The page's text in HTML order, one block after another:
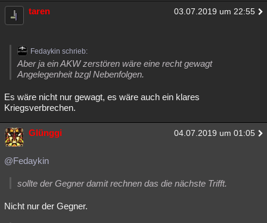
taren 03.07.2019 um 22:55
Fedaykin schrieb:
Aber ja ein AKW zerstören wäre eine recht gewagt
Angelegenheit bzgl Nebenfolgen.
Es wäre nicht nur gewagt, es wäre auch ein klares
Kriegsverbrechen.
Glünggi 04.07.2019 um 01:05
@Fedaykin
sollte der Gegner damit rechnen das die nächste Trifft.
Nicht nur der Gegner.